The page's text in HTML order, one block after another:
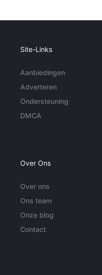
Site-Links
Aanbiedingen
Adverteren
Ondersteuning
DMCA
Over Ons
Over ons
Ons team
Onze blog
Contact